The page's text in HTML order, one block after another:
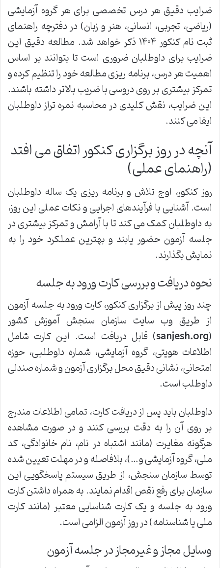
ضرایب دقیق هر درس تخصصی برای هر گروه آزمایشی
(ریاضی، تجربی، انسانی، هنر و زبان) در دفترچه راهنمای
ثبت نام کنکور ۱۴۰۴ ذکر خواهد شد. مطالعه دقیق این
ضرایب برای داوطلبان ضروری است تا بتوانند بر اساس
اهمیت هر درس، برنامه ریزی مطالعه خود را تنظیم کرده و
تمرکز بیشتری بر روی دروسی با ضریب بالاتر داشته باشند.
این ضرایب، نقش کلیدی در محاسبه نمره تراز داوطلبان
ایفا می کنند.
آنچه در روز برگزاری کنکور اتفاق می افتد
(راهنمای عملی)
روز کنکور، اوج تلاش و برنامه ریزی یک ساله داوطلبان
است. آشنایی با فرآیندهای اجرایی و نکات عملی این روز،
به داوطلبان کمک می کند تا با آرامش و تمرکز بیشتری در
جلسه آزمون حضور یابند و بهترین عملکرد خود را به
نمایش بگذارند.
نحوه دریافت و بررسی کارت ورود به جلسه
چند روز پیش از برگزاری کنکور، کارت ورود به جلسه آزمون
از طریق وب سایت سازمان سنجش آموزش کشور
(
sanjesh.org) قابل دریافت است. این کارت شامل
اطلاعات هویتی، گروه آزمایشی، شماره داوطلبی، حوزه
امتحانی، نشانی دقیق محل برگزاری آزمون و شماره صندلی
داوطلب است.
داوطلبان باید پس از دریافت کارت، تمامی اطلاعات مندرج
بر روی آن را به دقت بررسی کنند و در صورت مشاهده
هرگونه مغایرت (مانند اشتباه در نام، نام خانوادگی، کد
ملی، گروه آزمایشی و…)، بلافاصله و در مهلت تعیین شده
توسط سازمان سنجش، از طریق سیستم پاسخگویی این
سازمان برای رفع نقص اقدام نمایند. به همراه داشتن کارت
ورود به جلسه و یک کارت شناسایی معتبر (مانند کارت
ملی یا شناسنامه) در روز آزمون الزامی است.
وسایل مجاز و غیرمجاز در جلسه آزمون